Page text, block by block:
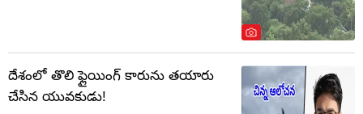
దేశంలో తొలి ఫ్లైయింగ్‌ కారును తయారు
చేసిన యువకుడు!